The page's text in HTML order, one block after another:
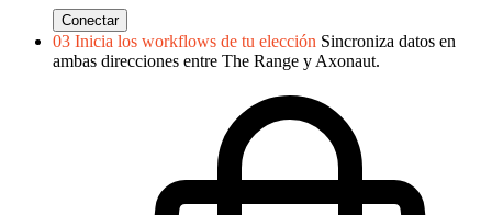
Conectar
03 Inicia los workflows de tu elección Sincroniza datos en
ambas direcciones entre The Range y Axonaut.